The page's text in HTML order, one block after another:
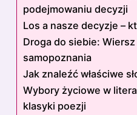
podejmowaniu decyzji
Los a nasze decyzje –
Droga do siebie:
samopoznania
Jak znaleźć właściwe
Wybory życiowe w
klasyki poezji